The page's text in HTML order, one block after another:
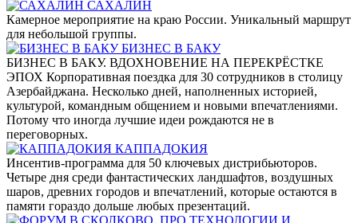
САХАЛИН
Камерное мероприятие на краю России. Уникальный маршрут
для небольшой группы.
БИЗНЕС В БАКУ
БИЗНЕС В БАКУ. ВДОХНОВЕНИЕ НА ПЕРЕКРЁСТКЕ
ЭПОХ Корпоративная поездка для 30 сотрудников в столицу
Азербайджана. Несколько дней, наполненных историей,
культурой, командным общением и новыми впечатлениями.
Потому что иногда лучшие идеи рождаются не в
переговорных.
КАППАДОКИЯ
Инсентив‑программа для 50 ключевых дистрибьюторов.
Четыре дня среди фантастических ландшафтов, воздушных
шаров, древних городов и впечатлений, которые остаются в
памяти гораздо дольше любых презентаций.